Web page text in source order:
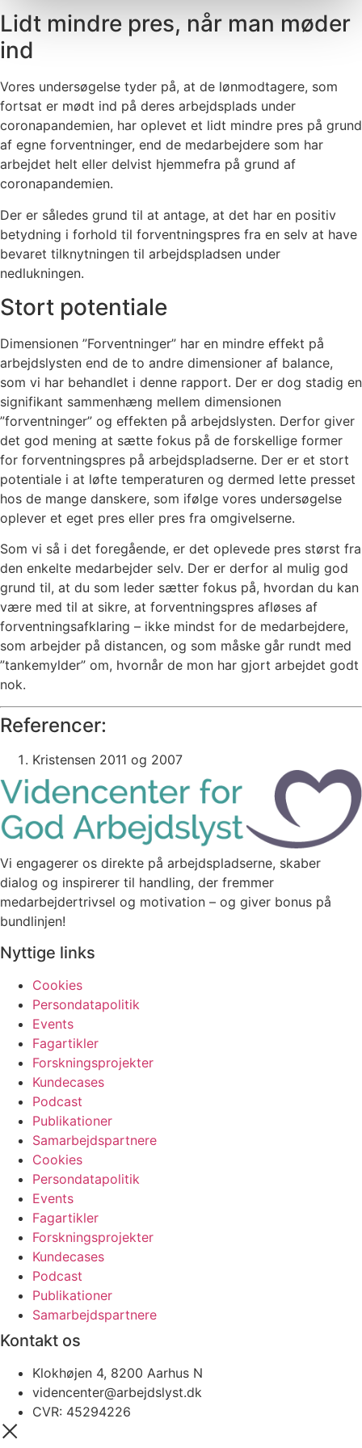
Lidt mindre pres, når man møder
ind
Vores undersøgelse tyder på, at de lønmodtagere, som
fortsat er mødt ind på deres arbejdsplads under
coronapandemien, har oplevet et lidt mindre pres på grund
af egne forventninger, end de medarbejdere som har
arbejdet helt eller delvist hjemmefra på grund af
coronapandemien.
Der er således grund til at antage, at det har en positiv
betydning i forhold til forventningspres fra en selv at have
bevaret tilknytningen til arbejdspladsen under
nedlukningen.
Stort potentiale
Dimensionen ”Forventninger” har en mindre effekt på
arbejdslysten end de to andre dimensioner af balance,
som vi har behandlet i denne rapport. Der er dog stadig en
signifikant sammenhæng mellem dimensionen
”forventninger” og effekten på arbejdslysten. Derfor giver
det god mening at sætte fokus på de forskellige former
for forventningspres på arbejdspladserne. Der er et stort
potentiale i at løfte temperaturen og dermed lette presset
hos de mange danskere, som ifølge vores undersøgelse
oplever et eget pres eller pres fra omgivelserne.
Som vi så i det foregående, er det oplevede pres størst fra
den enkelte medarbejder selv. Der er derfor al mulig god
grund til, at du som leder sætter fokus på, hvordan du kan
være med til at sikre, at forventningspres afløses af
forventningsafklaring – ikke mindst for de medarbejdere,
som arbejder på distancen, og som måske går rundt med
”tankemylder” om, hvornår de mon har gjort arbejdet godt
nok.
Referencer:
Kristensen 2011 og 2007
Vi engagerer os direkte på arbejdspladserne, skaber
dialog og inspirerer til handling, der fremmer
medarbejdertrivsel og motivation – og giver bonus på
bundlinjen!
Nyttige links
Cookies
Persondatapolitik
Events
Fagartikler
Forskningsprojekter
Kundecases
Podcast
Publikationer
Samarbejdspartnere
Cookies
Persondatapolitik
Events
Fagartikler
Forskningsprojekter
Kundecases
Podcast
Publikationer
Samarbejdspartnere
Kontakt os
Klokhøjen 4, 8200 Aarhus N
videncenter@arbejdslyst.dk
CVR: 45294226